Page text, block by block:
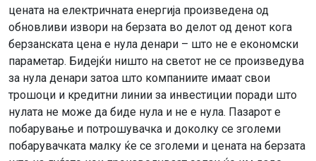
цената на електричната енергија произведена од
обновливи извори на берзата во делот од денот кога
берзанската цена е нула денари – што не е економски
параметар. Бидејќи ништо на светот не се произведува
за нула денари затоа што компаниите имаат свои
трошоци и кредитни линии за инвестиции поради што
нулата не може да биде нула и не е нула. Пазарот е
побарување и потрошувачка и доколку се зголеми
побарувачката малку ќе се зголеми и цената на берзата